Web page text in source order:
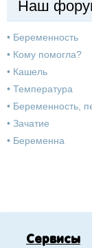
Наш
• Беременность
• Кому помогла?
• Кашель
• Температура
• Беременность,
• Зачатие
• Беременна
Сервисы